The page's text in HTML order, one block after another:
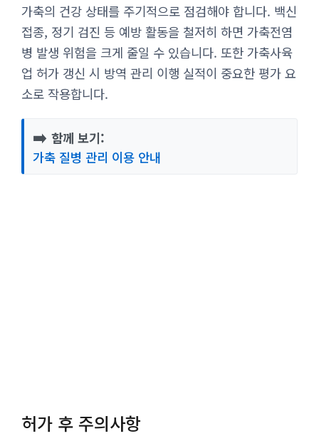
가축의 건강 상태를 주기적으로 점검해야 합니다. 백신
접종, 정기 검진 등 예방 활동을 철저히 하면 가축전염
병 발생 위험을 크게 줄일 수 있습니다. 또한 가축사육
업 허가 갱신 시 방역 관리 이행 실적이 중요한 평가 요
소로 작용합니다.
➡️ 함께 보기:
가축 질병 관리 이용 안내
허가 후 주의사항